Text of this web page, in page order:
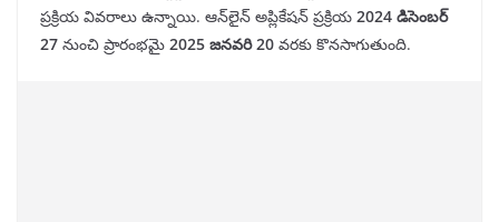
ప్రక్రియ వివరాలు ఉన్నాయి. ఆన్‌లైన్ అప్లికేషన్ ప్రక్రియ 2024 డిసెంబర్
27 నుంచి ప్రారంభమై 2025 జనవరి 20 వరకు కొనసాగుతుంది.